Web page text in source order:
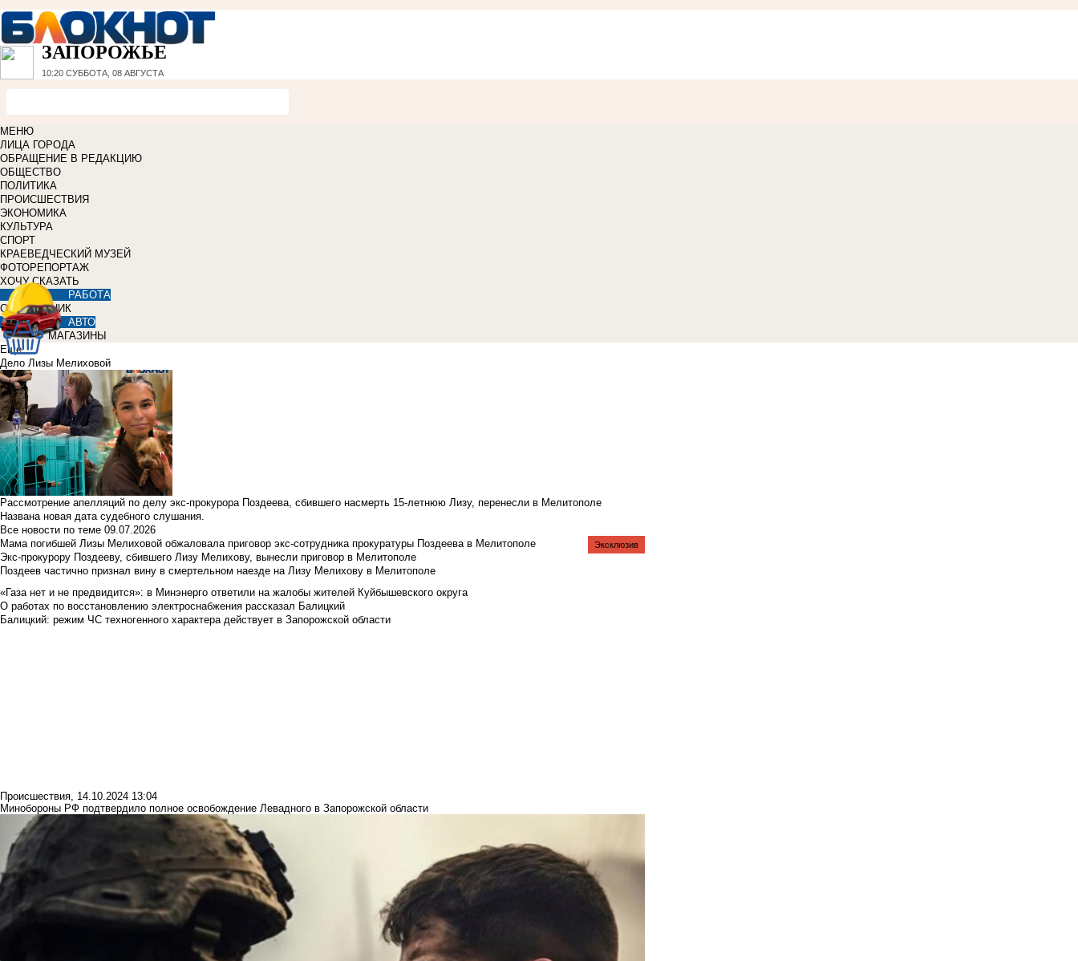
ЗАПОРОЖЬЕ
10:20 СУББОТА, 08 АВГУСТА
МЕНЮ
ЛИЦА ГОРОДА
ОБРАЩЕНИЕ В РЕДАКЦИЮ
ОБЩЕСТВО
ПОЛИТИКА
ПРОИСШЕСТВИЯ
ЭКОНОМИКА
КУЛЬТУРА
СПОРТ
КРАЕВЕДЧЕСКИЙ МУЗЕЙ
ФОТОРЕПОРТАЖ
ХОЧУ СКАЗАТЬ
РАБОТА
СПРАВОЧНИК
АВТО
МАГАЗИНЫ
Еще
Дело Лизы Мелиховой
Рассмотрение апелляций по делу экс-прокурора Поздеева, сбившего насмерть 15-летнюю Лизу, перенесли в Мелитополе
Названа новая дата судебного слушания.
Все новости по теме 09.07.2026
Мама погибшей Лизы Мелиховой обжаловала приговор экс-сотрудника прокуратуры Поздеева в Мелитополе
Экс-прокурору Поздееву, сбившего Лизу Мелихову, вынесли приговор в Мелитополе
Поздеев частично признал вину в смертельном наезде на Лизу Мелихову в Мелитополе
«Газа нет и не предвидится»: в Минэнерго ответили на жалобы жителей Куйбышевского округа
Эксклюзив
О работах по восстановлению электроснабжения рассказал Балицкий
Балицкий: режим ЧС техногенного характера действует в Запорожской области
Происшествия, 14.10.2024 13:04
Минобороны РФ подтвердило полное освобождение Левадного в Запорожской области